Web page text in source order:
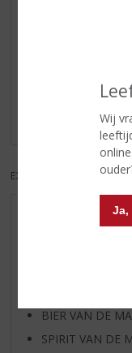
Wij
Ja,
Schrijf een
Er zijn nog geen
EXCL. BTW
AANBIEDINGEN
BIER VAN DE
SPIRIT VAN DE